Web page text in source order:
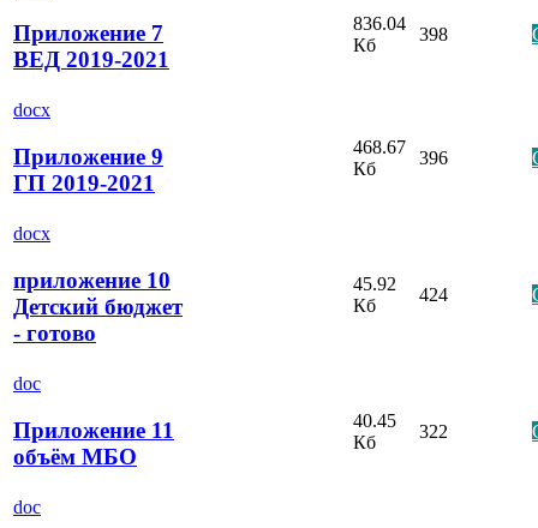
Приложение 7
ВЕД 2019-2021
836.04
Кб
398
docx
Приложение 9
ГП 2019-2021
468.67
Кб
396
docx
приложение 10
Детский бюджет
- готово
45.92
Кб
424
doc
Приложение 11
объём МБО
40.45
Кб
322
doc